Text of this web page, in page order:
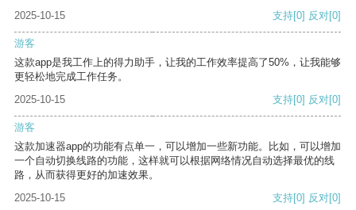
2025-10-15 支持[0] 反对[0]
游客
这款app是我工作上的得力助手，让我的工作效率提高了50%，让我能够
更轻松地完成工作任务。
2025-10-15
支持[0] 反对[0]
游客
这款加速器app的功能有点单一，可以增加一些新功能。比如，可以增加
一个自动切换线路的功能，这样就可以根据网络情况自动选择最优的线
路，从而获得更好的加速效果。
2025-10-15
支持[0] 反对[0]